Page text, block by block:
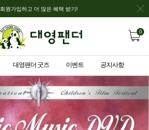
회원가입하고 더 많은 혜택 받기!
0
대영팬더 굿즈 이벤트 공지사항